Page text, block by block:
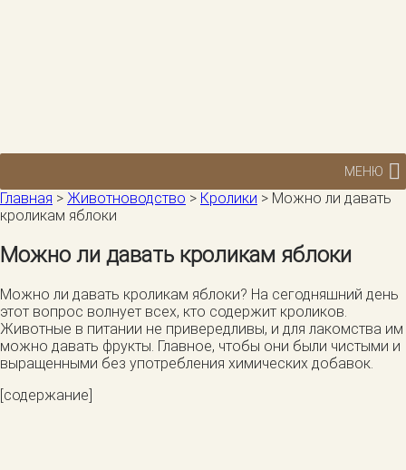
МЕНЮ
Главная > Животноводство > Кролики > Можно ли давать
кроликам яблоки
Можно ли давать кроликам яблоки
Можно ли давать кроликам яблоки? На сегодняшний день
этот вопрос волнует всех, кто содержит кроликов.
Животные в питании не привередливы, и для лакомства им
можно давать фрукты. Главное, чтобы они были чистыми и
выращенными без употребления химических добавок.
[содержание]